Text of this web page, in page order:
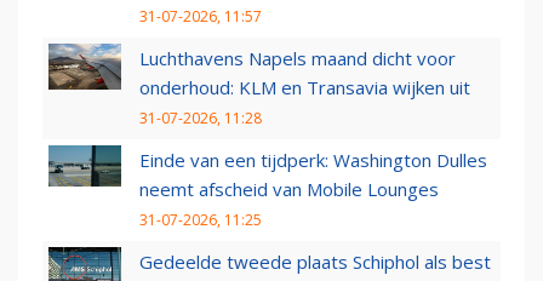
31-07-2026, 11:57
Luchthavens Napels maand dicht voor
onderhoud: KLM en Transavia wijken uit
31-07-2026, 11:28
Einde van een tijdperk: Washington Dulles
neemt afscheid van Mobile Lounges
31-07-2026, 11:25
Gedeelde tweede plaats Schiphol als best